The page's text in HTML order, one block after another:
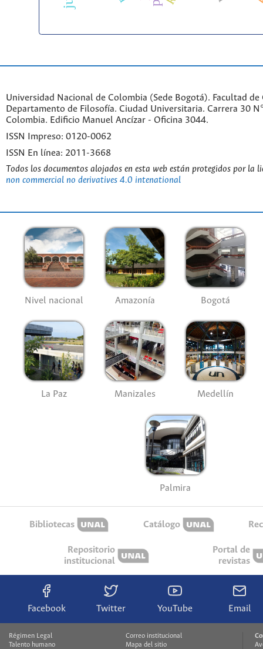
Universidad Nacional de Colombia (Sede Bogotá). Facultad de
Departamento de Filosofía. Ciudad Universitaria. Carrera 30
Colombia. Edificio Manuel Ancízar - Oficina 3044.
ISSN Impreso: 0120-0062
ISSN En línea: 2011-3668
Todos los documentos alojados en esta web están protegidos por la
non commercial no derivatives 4.0 intenational
Nivel nacional Amazonía Bogotá
La Paz Manizales Medellín
Palmira
Bibliotecas Catálogo
Repositorio
institucional
Portal de
revistas
Facebook Twitter YouTube Email
Régimen Legal
Talento humano
Correo institucional
Mapa del sitio